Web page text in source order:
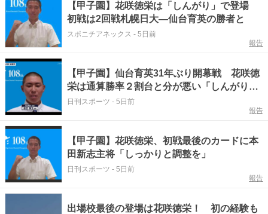
【甲子園】花咲徳栄は「しんがり」で登場
初戦は2回戦札幌日大―仙台育英の勝者と
スポニチアネックス - 5日前
報告
【甲子園】仙台育英31年ぶり開幕戦 花咲徳
栄は通算勝率２割台と分が悪い「しんがり登
場校」に
日刊スポーツ - 5日前
報告
【甲子園】花咲徳栄、初戦最後のカードに本
田新志主将「しっかりと調整を」
日刊スポーツ - 5日前
報告
出場校最後の登場は花咲徳栄！ 初の経験も